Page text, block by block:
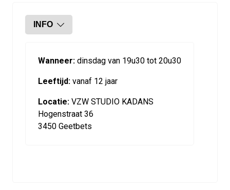
INFO
Wanneer: dinsdag van 19u30 tot 20u30
Leeftijd: vanaf 12 jaar
Locatie: VZW STUDIO KADANS
Hogenstraat 36
3450 Geetbets